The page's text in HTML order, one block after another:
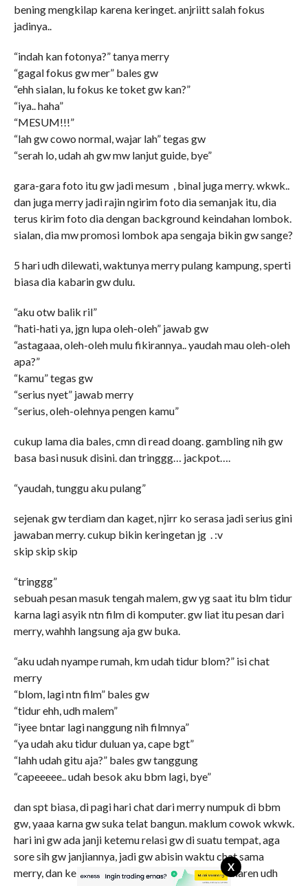
X
bening mengkilap karena keringet. anjriitt salah fokus
jadinya..
“indah kan fotonya?” tanya merry
“gagal fokus gw mer” bales gw
“ehh sialan, lu fokus ke toket gw kan?”
“iya.. haha”
“MESUM!!!”
“lah gw cowo normal, wajar lah” tegas gw
“serah lo, udah ah gw mw lanjut guide, bye”
gara-gara foto itu gw jadi mesum , binal juga merry. wkwk..
dan juga merry jadi rajin ngirim foto dia semanjak itu, dia
terus kirim foto dia dengan background keindahan lombok.
sialan, dia mw promosi lombok apa sengaja bikin gw sange?
5 hari udh dilewati, waktunya merry pulang kampung, sperti
biasa dia kabarin gw dulu.
“aku otw balik ril”
“hati-hati ya, jgn lupa oleh-oleh” jawab gw
“astagaaa, oleh-oleh mulu fikirannya.. yaudah mau oleh-oleh
apa?”
“kamu” tegas gw
“serius nyet” jawab merry
“serius, oleh-olehnya pengen kamu”
cukup lama dia bales, cmn di read doang. gambling nih gw
basa basi nusuk disini. dan tringgg… jackpot….
“yaudah, tunggu aku pulang”
sejenak gw terdiam dan kaget, njirr ko serasa jadi serius gini
jawaban merry. cukup bikin keringetan jg . :v
skip skip skip
“tringgg”
sebuah pesan masuk tengah malem, gw yg saat itu blm tidur
karna lagi asyik ntn film di komputer. gw liat itu pesan dari
merry, wahhh langsung aja gw buka.
“aku udah nyampe rumah, km udah tidur blom?” isi chat
merry
“blom, lagi ntn film” bales gw
“tidur ehh, udh malem”
“iyee bntar lagi nanggung nih filmnya”
“ya udah aku tidur duluan ya, cape bgt”
“lahh udah gitu aja?” bales gw tanggung
“capeeeee.. udah besok aku bbm lagi, bye”
dan spt biasa, di pagi hari chat dari merry numpuk di bbm
gw, yaaa karna gw suka telat bangun. maklum cowok wkwk.
hari ini gw ada janji ketemu relasi gw di suatu tempat, aga
sore sih gw janjiannya, jadi gw abisin waktu chat sama
merry, dan kebetulan merry off hari ini karna kmaren udh